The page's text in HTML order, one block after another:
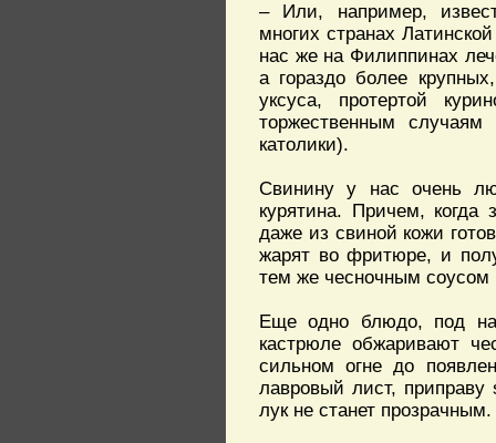
– Или, например,
многих странах
нас же на Филиппинах
а гораздо более
уксуса, протертой
торжественным
католики).
Свинину у нас очень
курятина. Причем, когда
даже из свиной кожи
жарят во фритюре, и
тем же чесночным соусом
Еще одно блюдо, под
кастрюле обжаривают
сильном огне до
лавровый лист,
лук не станет прозрачным.